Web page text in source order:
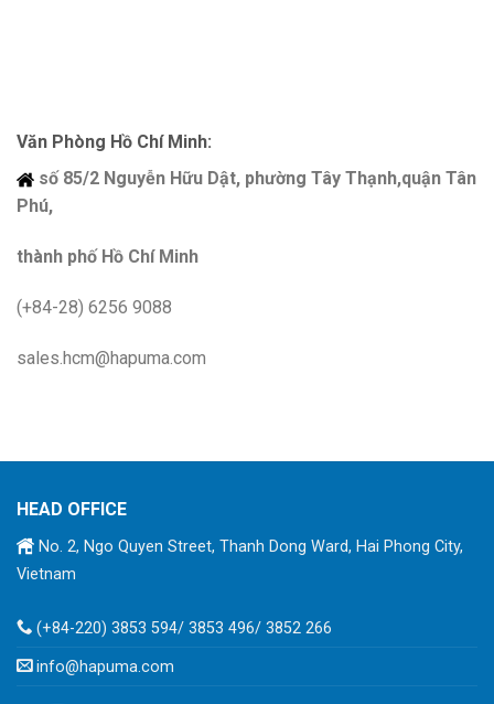
Văn Phòng Hồ Chí Minh:
số 85/2 Nguyễn Hữu Dật, phường Tây Thạnh,quận Tân
Phú,
thành phố Hồ Chí Minh
(+84-28) 6256 9088
sales.hcm@hapuma.com
HEAD OFFICE
No. 2, Ngo Quyen Street, Thanh Dong Ward, Hai Phong City,
Vietnam
(+84-220) 3853 594/ 3853 496/ 3852 266
info@hapuma.com